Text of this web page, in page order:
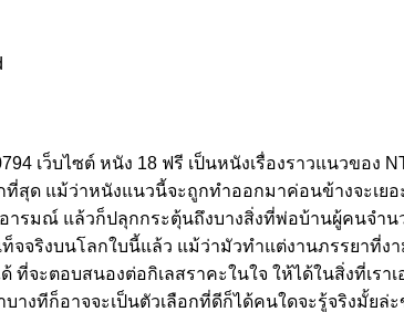
เว็บไซต์ หนัง 18 ฟรี เป็นหนังเรื่องราวแนวของ
สุด แม้ว่าหนังแนวนี้จะถูกทำออกมาค่อนข้างจะเยอ
ารมณ์ แล้วก็ปลุกกระตุ้นถึงบางสิ่งที่พ่อบ้านผู้คนจำน
ท็จจริงบนโลกใบนี้แล้ว แม้ว่ามัวทำแต่งานภรรยาที่ง
ที่จะตอบสนองต่อกิเลสราคะในใจ ให้ได้ในสิ่งที่เราเ
างทีก็อาจจะเป็นตัวเลือกที่ดีก็ได้คนใดจะรู้จริงมั้ยล่ะ